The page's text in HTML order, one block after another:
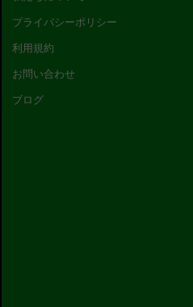
プライバシーポリシー
利用規約
お問い合わせ
ブログ